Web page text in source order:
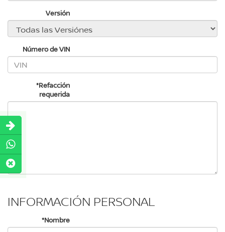
Versión
Número de VIN
*Refacción
requerida
INFORMACIÓN PERSONAL
*Nombre